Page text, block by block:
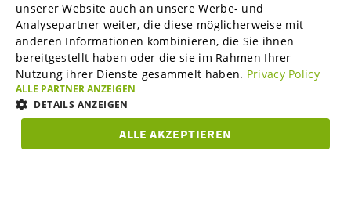
Visable Media Services
Mittelstands-Monitor
Karriere
SPANISH
FRENCH
ITALIAN
ESTONIAN
unserer Website auch an unsere Werbe- und
Analysepartner weiter, die diese möglicherweise mit
anderen Informationen kombinieren, die Sie ihnen
bereitgestellt haben oder die sie im Rahmen Ihrer
Nutzung ihrer Dienste gesammelt haben. Privacy Policy
ALLE PARTNER ANZEIGEN
DETAILS ANZEIGEN
ALLE AKZEPTIEREN
UNBEDINGT